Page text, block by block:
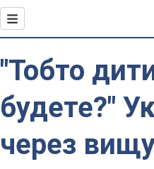
"Тобто
будете?"
через